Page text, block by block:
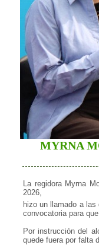
MYRNA
La regidora Myrna
2026,
hizo un llamado a
convocatoria para
Por instrucción del
quede fuera por falta